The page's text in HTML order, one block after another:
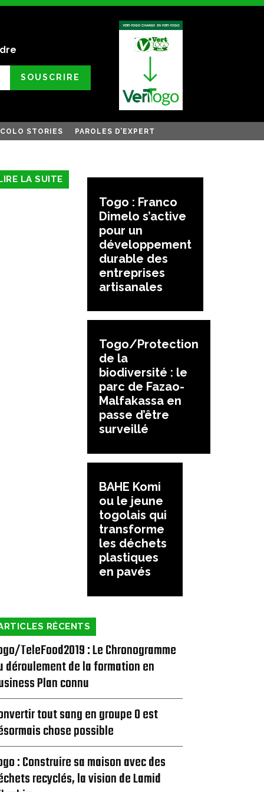
SOUSCRIRE
STORIES PAROLES D’EXPERT
LA SUITE
Togo : Franco
Dimelo s’active
pour un
développement
durable des
entreprises
artisanales
Togo/Protection
de la
biodiversité : le
parc de Fazao-
Malfakassa en
passe d’être
surveillé
BAHE Komi
ou le jeune
togolais qui
transforme
les déchets
plastiques
en pavés
RÉCENTS
TeleFood2019 : Le Chronogramme
déroulement de la formation en
Plan connu
tout sang en groupe O est
chose possible
: Construire sa maison avec des
recyclés, la vision de Lamid